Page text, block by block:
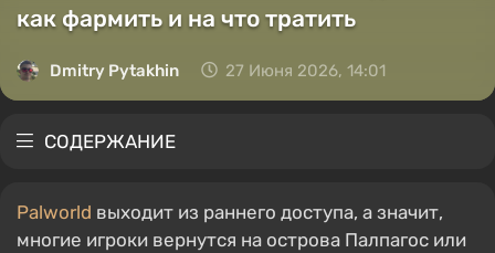
как фармить и на что тратить
Dmitry Pytakhin 27 Июня 2026, 14:01
СОДЕРЖАНИЕ
Palworld выходит из раннего доступа, а значит,
многие игроки вернутся на острова Палпагос или